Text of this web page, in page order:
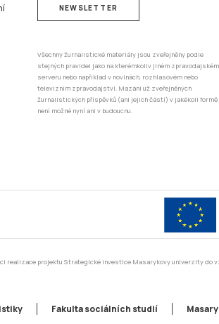
NEWSLETTER
Všechny žurnalistické materiály jsou zveřejněny podle
stejných pravidel jako na kterémkoliv jiném zpravodajském
serveru nebo například v novinách, rozhlasovém nebo
televizním zpravodajství. Mazání už zveřejněných
žurnalistických příspěvků (ani jejich částí) v jakékoli formě
není možné nyní ani v budoucnu.
realizace projektu Strategické investice Masarykovy univerzity
Fakulta sociálních studií